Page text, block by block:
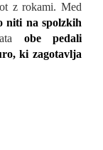
z rokami. Med
niti na spolzkih
obe pedali
ki zagotavlja